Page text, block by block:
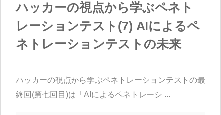
ハッカーの視点から学ぶペネト
レーションテスト(7) AIによるペ
ネトレーションテストの未来
ハッカーの視点から学ぶペネトレーションテストの最
終回(第七回目)は「AIによるペネトレーシ ...